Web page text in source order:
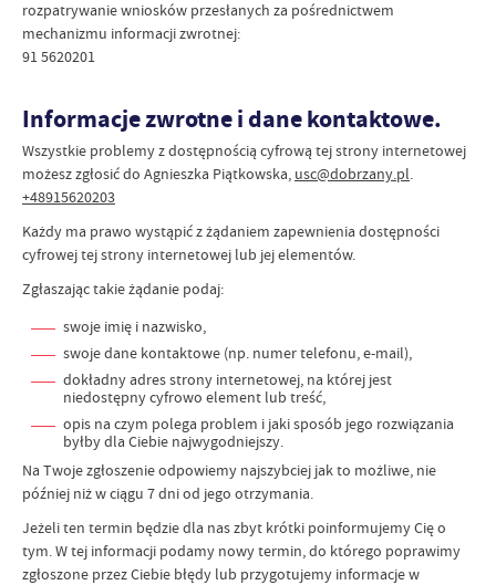
rozpatrywanie wniosków przesłanych za pośrednictwem
mechanizmu informacji zwrotnej:
91 5620201
Informacje zwrotne i dane kontaktowe.
Wszystkie problemy z dostępnością cyfrową tej strony internetowej
możesz zgłosić do Agnieszka Piątkowska, usc@dobrzany.pl.
+48915620203
Każdy ma prawo wystąpić z żądaniem zapewnienia dostępności
cyfrowej tej strony internetowej lub jej elementów.
Zgłaszając takie żądanie podaj:
swoje imię i nazwisko,
swoje dane kontaktowe (np. numer telefonu, e-mail),
dokładny adres strony internetowej, na której jest
niedostępny cyfrowo element lub treść,
opis na czym polega problem i jaki sposób jego rozwiązania
byłby dla Ciebie najwygodniejszy.
Na Twoje zgłoszenie odpowiemy najszybciej jak to możliwe, nie
później niż w ciągu 7 dni od jego otrzymania.
Jeżeli ten termin będzie dla nas zbyt krótki poinformujemy Cię o
tym. W tej informacji podamy nowy termin, do którego poprawimy
zgłoszone przez Ciebie błędy lub przygotujemy informacje w